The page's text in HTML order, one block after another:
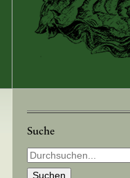
Suche